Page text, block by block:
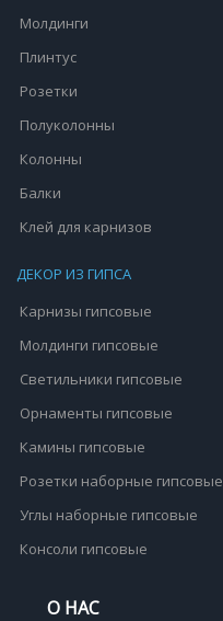
Молдинги
Плинтус
Розетки
Полуколонны
Колонны
Балки
Клей для карнизов
ДЕКОР ИЗ ГИПСА
Карнизы гипсовые
Молдинги гипсовые
Светильники гипсовые
Орнаменты гипсовые
Камины гипсовые
Розетки наборные гипсовые
Углы наборные гипсовые
Консоли гипсовые
О НАС